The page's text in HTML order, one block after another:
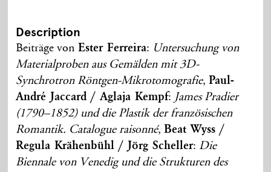
Description
Beiträge vonEster Ferreira: Untersuchung von
Materialproben aus Gemälden mit 3D-
Synchrotron Röntgen-Mikrotomografie,Paul-
André Jaccard / Aglaja Kempf: James Pradier
(1790–1852) und die Plastik der französischen
Romantik. Catalogue raisonné,Beat Wyss /
Regula Krähenbühl / Jörg Scheller: Die
Biennale von Venedig und die Strukturen des